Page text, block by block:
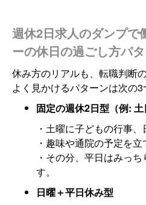
週休2日求人のダンプで
ーの休日の過ごし方パ
休み方のリアルも、転職判断
よく見かけるパターンは次の3
固定の週休2日型（例: 土
・土曜に子どもの行事
・趣味や通院の予定を
・その分、平日はみっ
す。
日曜＋平日休み型